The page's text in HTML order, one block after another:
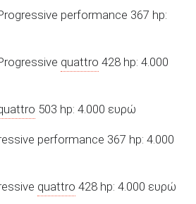
performance 367 hp:
quattro 428 hp: 4.000
503 hp: 4.000 ευρώ
performance 367 hp: 4.000
quattro 428 hp: 4.000 ευρώ